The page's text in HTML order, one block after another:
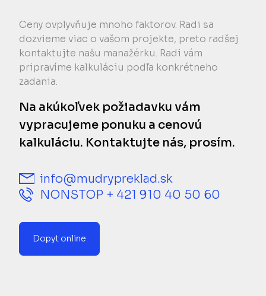
Ceny ovplyvňuje mnoho faktorov. Radi sa
dozvieme viac o vašom projekte, preto radšej
kontaktujte našu manažérku. Radi vám
pripravíme kalkuláciu podľa konkrétneho
zadania.
Na akúkoľvek požiadavku vám
vypracujeme ponuku a cenovú
kalkuláciu. Kontaktujte nás, prosím.
info@mudrypreklad.sk
NONSTOP + 421 910 40 50 60
Dopyt online